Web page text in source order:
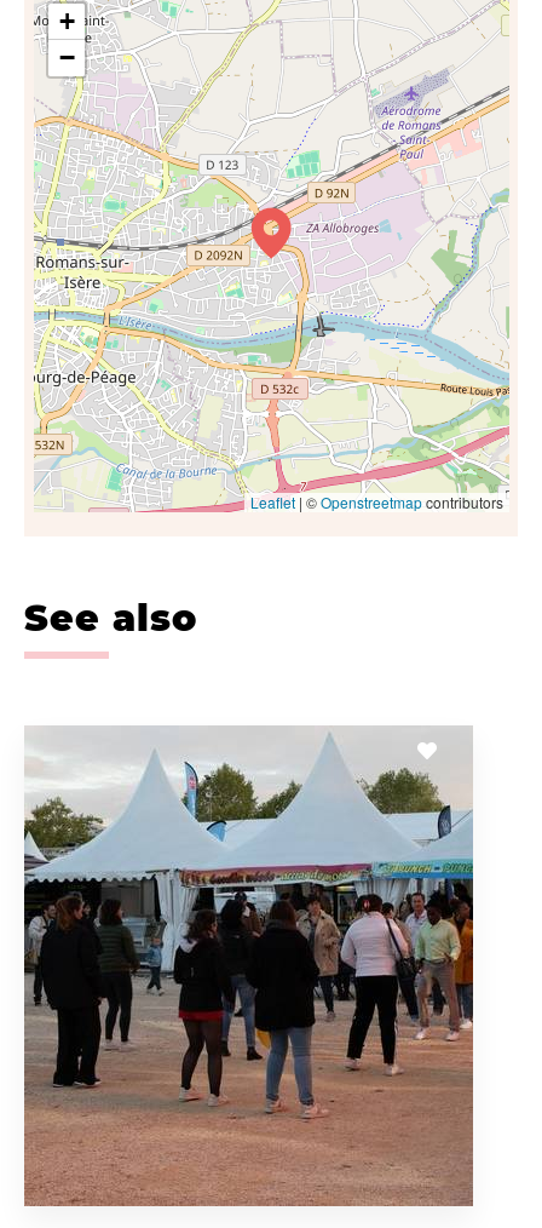
+
−
Leaflet| ©Openstreetmapcontributors
See also